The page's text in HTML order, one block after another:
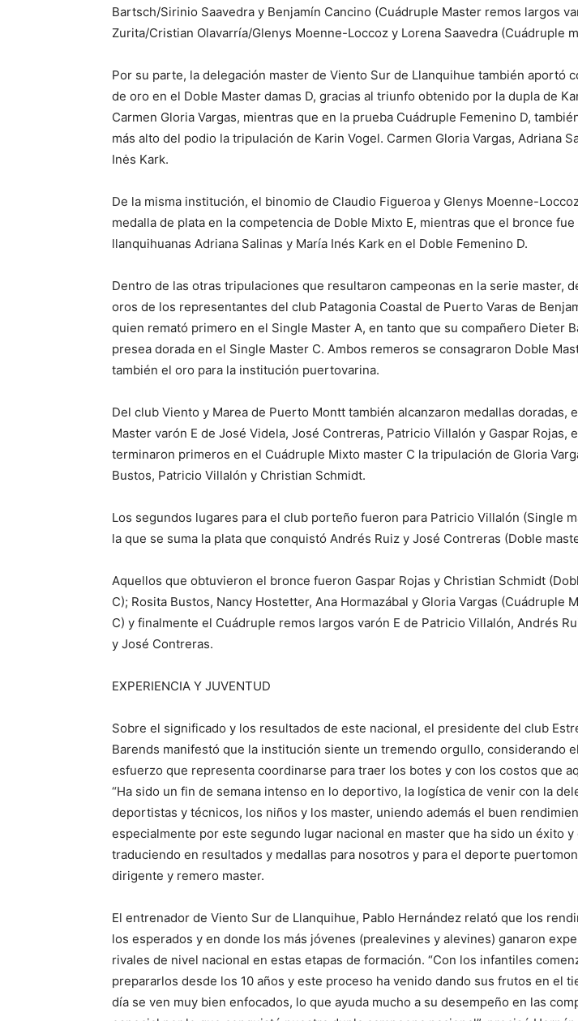
Bartsch/Sirinio Saavedra y Benjamín Cancino (Cuádruple Master remos largos
Zurita/Cristian Olavarría/Glenys Moenne-Loccoz y Lorena Saavedra (Cuádruple
Por su parte, la delegación master de Viento Sur de Llanquihue también aportó
de oro en el Doble Master damas D, gracias al triunfo obtenido por la dupla de
Carmen Gloria Vargas, mientras que en la prueba Cuádruple Femenino D,
más alto del podio la tripulación de Karin Vogel. Carmen Gloria Vargas, Adriana
Inės Kark.
De la misma institución, el binomio de Claudio Figueroa y Glenys Moenne-
medalla de plata en la competencia de Doble Mixto E, mientras que el bronce fue
llanquihuanas Adriana Salinas y María Inés Kark en el Doble Femenino D.
Dentro de las otras tripulaciones que resultaron campeonas en la serie master,
oros de los representantes del club Patagonia Coastal de Puerto Varas de
quien remató primero en el Single Master A, en tanto que su compañero Dieter
presea dorada en el Single Master C. Ambos remeros se consagraron Doble
también el oro para la institución puertovarina.
Del club Viento y Marea de Puerto Montt también alcanzaron medallas doradas,
Master varón E de José Videla, José Contreras, Patricio Villalón y Gaspar Rojas,
terminaron primeros en el Cuádruple Mixto master C la tripulación de Gloria
Bustos, Patricio Villalón y Christian Schmidt.
Los segundos lugares para el club porteño fueron para Patricio Villalón (Single
la que se suma la plata que conquistó Andrés Ruiz y José Contreras (Doble
Aquellos que obtuvieron el bronce fueron Gaspar Rojas y Christian Schmidt
C); Rosita Bustos, Nancy Hostetter, Ana Hormazábal y Gloria Vargas (Cuádruple
C) y finalmente el Cuádruple remos largos varón E de Patricio Villalón, Andrés
y José Contreras.
EXPERIENCIA Y JUVENTUD
Sobre el significado y los resultados de este nacional, el presidente del club
Barends manifestó que la institución siente un tremendo orgullo, considerando
esfuerzo que representa coordinarse para traer los botes y con los costos que
“Ha sido un fin de semana intenso en lo deportivo, la logística de venir con la
deportistas y técnicos, los niños y los master, uniendo además el buen
especialmente por este segundo lugar nacional en master que ha sido un éxito
traduciendo en resultados y medallas para nosotros y para el deporte
dirigente y remero master.
El entrenador de Viento Sur de Llanquihue, Pablo Hernández relató que los
los esperados y en donde los más jóvenes (prealevines y alevines) ganaron
rivales de nivel nacional en estas etapas de formación. “Con los infantiles
prepararlos desde los 10 años y este proceso ha venido dando sus frutos en el
día se ven muy bien enfocados, lo que ayuda mucho a su desempeño en las